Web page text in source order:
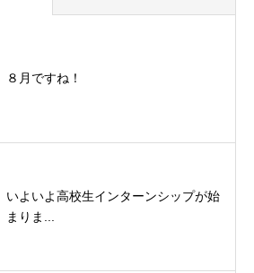
８月ですね！
いよいよ高校生インターンシップが始
まりま...